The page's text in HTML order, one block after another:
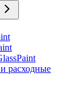
расходные